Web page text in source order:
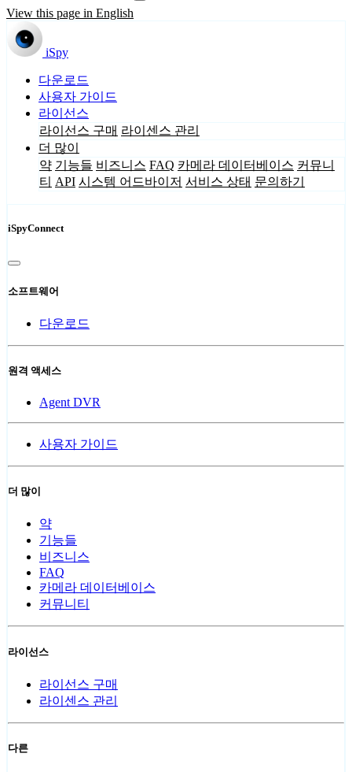
View this page in English
iSpy
다운로드
사용자 가이드
라이선스
라이선스 구매 라이센스 관리
더 많이
약 기능들 비즈니스 FAQ 카메라 데이터베이스 커뮤니
티 API 시스템 어드바이저 서비스 상태 문의하기
iSpyConnect
소프트웨어
다운로드
원격 액세스
Agent DVR
사용자 가이드
더 많이
약
기능들
비즈니스
FAQ
카메라 데이터베이스
커뮤니티
라이선스
라이선스 구매
라이센스 관리
다른